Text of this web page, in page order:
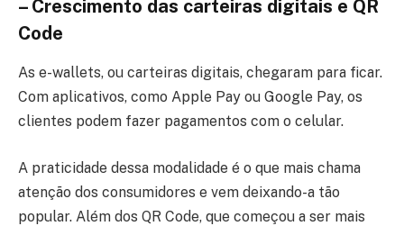
– Crescimento das carteiras digitais e QR
Code
As e-wallets, ou carteiras digitais, chegaram para ficar.
Com aplicativos, como Apple Pay ou Google Pay, os
clientes podem fazer pagamentos com o celular.
A praticidade dessa modalidade é o que mais chama
atenção dos consumidores e vem deixando-a tão
popular. Além dos QR Code, que começou a ser mais